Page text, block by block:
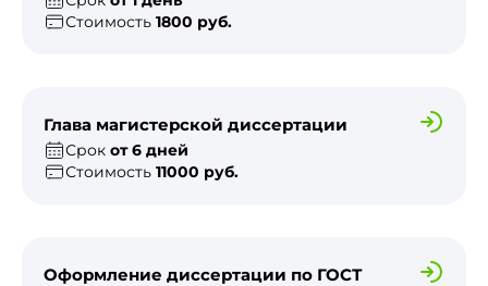
Стоимость 1800 руб.
Глава магистерской диссертации
Срок от 6 дней
Стоимость 11000 руб.
Оформление диссертации по ГОСТ